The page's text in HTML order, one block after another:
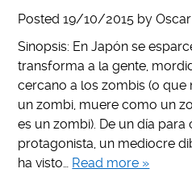
Posted19/10/2015 by
Sinopsis: En Japón se
transforma a la gente,
cercano a los zombis (o que
un zombi, muere como un
es un zombi). De un día
protagonista, un mediocre
ha visto… Read more »